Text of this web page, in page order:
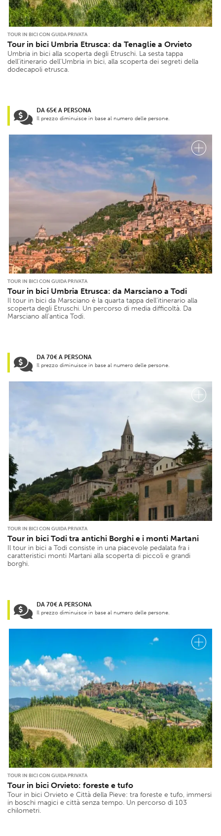
TOUR IN BICI CON GUIDA PRIVATA
Tour in bici Umbria Etrusca: da Tenaglie a Orvieto
Umbria in bici alla scoperta degli Etruschi. La sesta tappa
dell’itinerario dell’Umbria in bici, alla scoperta dei segreti della
dodecapoli etrusca.
DA 65€ A PERSONA
Il prezzo diminuisce in base al numero delle persone.
TOUR IN BICI CON GUIDA PRIVATA
Tour in bici Umbria Etrusca: da Marsciano a Todi
Il tour in bici da Marsciano è la quarta tappa dell’itinerario alla
scoperta degli Etruschi. Un percorso di media difficoltà. Da
Marsciano all’antica Todi.
DA 70€ A PERSONA
Il prezzo diminuisce in base al numero delle persone.
TOUR IN BICI CON GUIDA PRIVATA
Tour in bici Todi tra antichi Borghi e i monti Martani
Il tour in bici a Todi consiste in una piacevole pedalata fra i
caratteristici monti Martani alla scoperta di piccoli e grandi
borghi.
DA 70€ A PERSONA
Il prezzo diminuisce in base al numero delle persone.
TOUR IN BICI CON GUIDA PRIVATA
Tour in bici Orvieto: foreste e tufo
Tour in bici Orvieto e Città della Pieve: tra foreste e tufo, immersi
in boschi magici e città senza tempo. Un percorso di 103
chilometri.